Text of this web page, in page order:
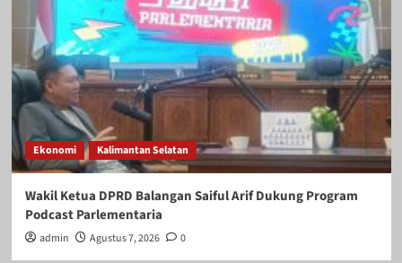
Ekonomi Kalimantan Selatan
Wakil Ketua DPRD Balangan Saiful Arif Dukung Program
Podcast Parlementaria
admin Agustus 7, 2026 0